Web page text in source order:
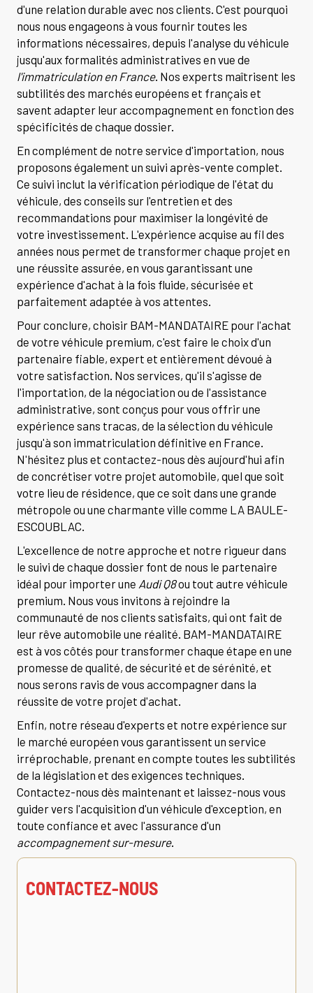
d'une relation durable avec nos clients. C'est pourquoi
nous nous engageons à vous fournir toutes les
informations nécessaires, depuis l'analyse du véhicule
jusqu'aux formalités administratives en vue de
l'immatriculation en France. Nos experts maîtrisent les
subtilités des marchés européens et français et
savent adapter leur accompagnement en fonction des
spécificités de chaque dossier.
En complément de notre service d'importation, nous
proposons également un suivi après-vente complet.
Ce suivi inclut la vérification périodique de l'état du
véhicule, des conseils sur l'entretien et des
recommandations pour maximiser la longévité de
votre investissement. L'expérience acquise au fil des
années nous permet de transformer chaque projet en
une réussite assurée, en vous garantissant une
expérience d'achat à la fois fluide, sécurisée et
parfaitement adaptée à vos attentes.
Pour conclure, choisir BAM-MANDATAIRE pour l'achat
de votre véhicule premium, c'est faire le choix d'un
partenaire fiable, expert et entièrement dévoué à
votre satisfaction. Nos services, qu'il s'agisse de
l'importation, de la négociation ou de l'assistance
administrative, sont conçus pour vous offrir une
expérience sans tracas, de la sélection du véhicule
jusqu'à son immatriculation définitive en France.
N'hésitez plus et contactez-nous dès aujourd'hui afin
de concrétiser votre projet automobile, quel que soit
votre lieu de résidence, que ce soit dans une grande
métropole ou une charmante ville comme LA BAULE-
ESCOUBLAC.
L'excellence de notre approche et notre rigueur dans
le suivi de chaque dossier font de nous le partenaire
idéal pour importer une Audi Q8ou tout autre véhicule
premium. Nous vous invitons à rejoindre la
communauté de nos clients satisfaits, qui ont fait de
leur rêve automobile une réalité. BAM-MANDATAIRE
est à vos côtés pour transformer chaque étape en une
promesse de qualité, de sécurité et de sérénité, et
nous serons ravis de vous accompagner dans la
réussite de votre projet d'achat.
Enfin, notre réseau d'experts et notre expérience sur
le marché européen vous garantissent un service
irréprochable, prenant en compte toutes les subtilités
de la législation et des exigences techniques.
Contactez-nous dès maintenant et laissez-nous vous
guider vers l'acquisition d'un véhicule d'exception, en
toute confiance et avec l'assurance d'un
accompagnement sur-mesure.
CONTACTEZ-NOUS